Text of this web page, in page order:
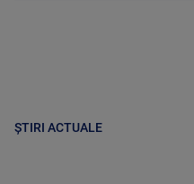
ȘTIRI ACTUALE